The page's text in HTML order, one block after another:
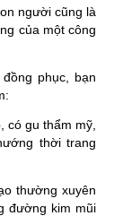
người cũng là
của một công
phục, bạn
có gu thẩm mỹ,
thời trang
thường xuyên
đường kim mũi